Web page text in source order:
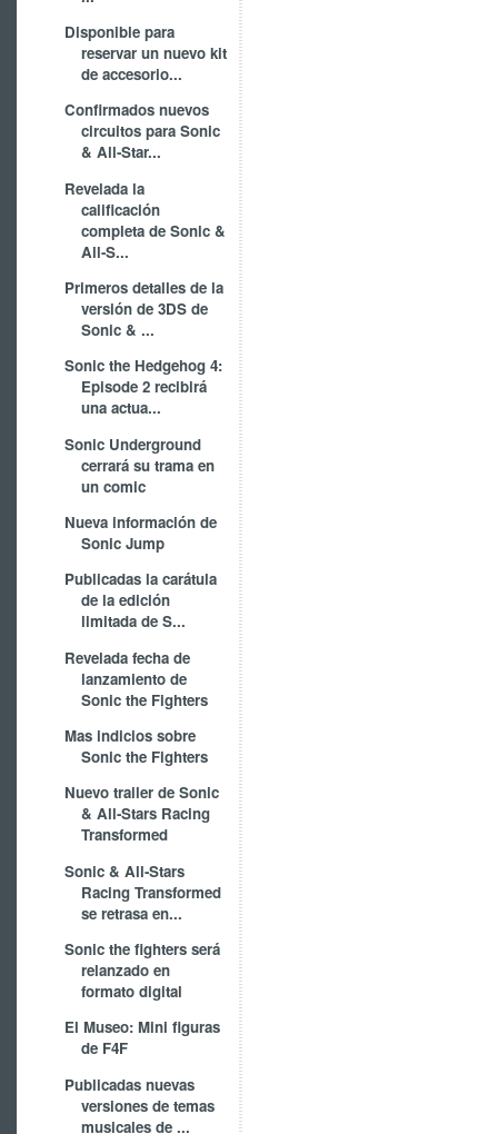
Disponible para
reservar un nuevo kit
de accesorio...
Confirmados nuevos
circuitos para Sonic
& All-Star...
Revelada la
calificación
completa de Sonic &
All-S...
Primeros detalles de la
versión de 3DS de
Sonic & ...
Sonic the Hedgehog 4:
Episode 2 recibirá
una actua...
Sonic Underground
cerrará su trama en
un comic
Nueva información de
Sonic Jump
Publicadas la carátula
de la edición
limitada de S...
Revelada fecha de
lanzamiento de
Sonic the Fighters
Mas indicios sobre
Sonic the Fighters
Nuevo trailer de Sonic
& All-Stars Racing
Transformed
Sonic & All-Stars
Racing Transformed
se retrasa en...
Sonic the fighters será
relanzado en
formato digital
El Museo: Mini figuras
de F4F
Publicadas nuevas
versiones de temas
musicales de ...